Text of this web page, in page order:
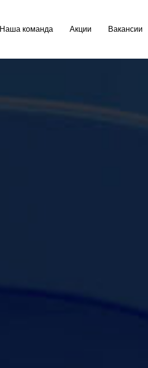
Наша команда Акции Вакансии